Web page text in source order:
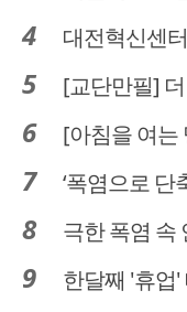
대전혁신센터,
[교단만필] 더
[아침을 여는
‘폭염으로 단
극한 폭염 속
한달째 '휴업' 대